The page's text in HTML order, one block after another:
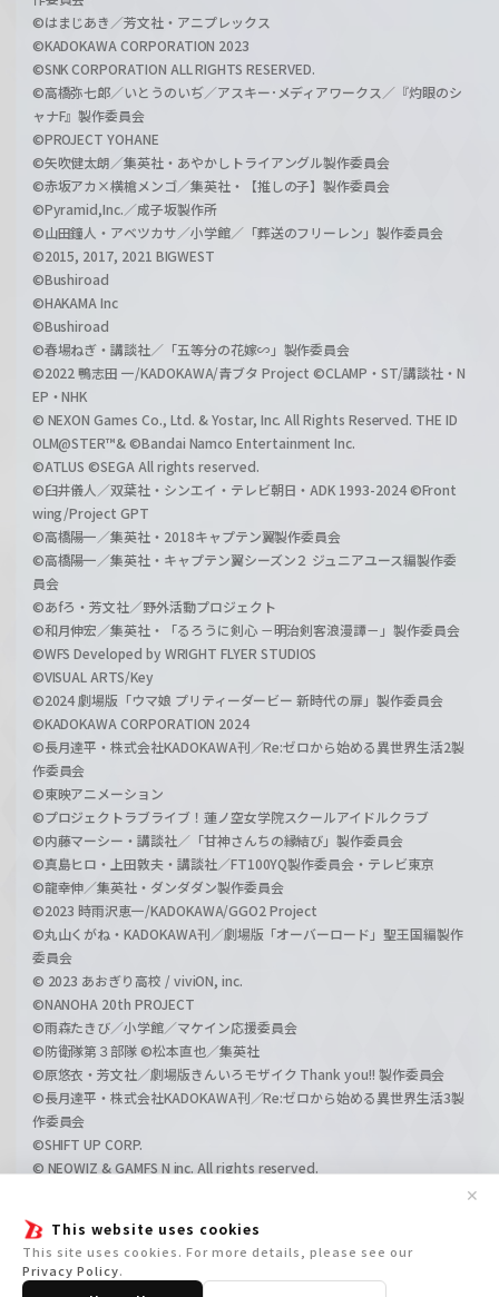
This website uses cookies
This site uses cookies. For more details, please see our
Privacy Policy.
✕
©はまじあき／芳文社・アニプレックス
©KADOKAWA CORPORATION 2023
©SNK CORPORATION ALL RIGHTS RESERVED.
©高橋弥七郎／いとうのいぢ／アスキー･メディアワークス／『灼眼のシ
ャナF』製作委員会
©PROJECT YOHANE
©矢吹健太朗／集英社・あやかしトライアングル製作委員会
©赤坂アカ×横槍メンゴ／集英社・【推しの子】製作委員会
©Pyramid,Inc.／成子坂製作所
©山田鐘人・アベツカサ／小学館／「葬送のフリーレン」製作委員会
©2015, 2017, 2021 BIGWEST
©Bushiroad
©HAKAMA Inc
©Bushiroad
©春場ねぎ・講談社／「五等分の花嫁∽」製作委員会
©2022 鴨志田 一/KADOKAWA/青ブタ Project ©CLAMP・ST/講談社・N
EP・NHK
© NEXON Games Co., Ltd. & Yostar, Inc. All Rights Reserved. THE ID
OLM@STER™& ©Bandai Namco Entertainment Inc.
©ATLUS ©SEGA All rights reserved.
©臼井儀人／双葉社・シンエイ・テレビ朝日・ADK 1993-2024 ©Front
wing/Project GPT
©高橋陽一／集英社・2018キャプテン翼製作委員会
©高橋陽一／集英社・キャプテン翼シーズン２ ジュニアユース編製作委
員会
©あfろ・芳文社／野外活動プロジェクト
©和月伸宏／集英社・「るろうに剣心 －明治剣客浪漫譚－」製作委員会
©WFS Developed by WRIGHT FLYER STUDIOS
©VISUAL ARTS/Key
©2024 劇場版「ウマ娘 プリティーダービー 新時代の扉」製作委員会
©KADOKAWA CORPORATION 2024
©長月達平・株式会社KADOKAWA刊／Re:ゼロから始める異世界生活2製
作委員会
©東映アニメーション
©プロジェクトラブライブ！蓮ノ空女学院スクールアイドルクラブ
©内藤マーシー・講談社／「甘神さんちの縁結び」製作委員会
©真島ヒロ・上田敦夫・講談社／FT100YQ製作委員会・テレビ東京
©龍幸伸／集英社・ダンダダン製作委員会
©2023 時雨沢恵一/KADOKAWA/GGO2 Project
©丸山くがね・KADOKAWA刊／劇場版「オーバーロード」聖王国編製作
委員会
© 2023 あおぎり高校 / viviON, inc.
©NANOHA 20th PROJECT
©雨森たきび／小学館／マケイン応援委員会
©防衛隊第３部隊 ©松本直也／集英社
©原悠衣・芳文社／劇場版きんいろモザイク Thank you!! 製作委員会
©長月達平・株式会社KADOKAWA刊／Re:ゼロから始める異世界生活3製
作委員会
©SHIFT UP CORP.
© NEOWIZ & GAMFS N inc. All rights reserved.
©GIRLS und PANZER Film Projekt
©GIRLS und PANZER Finale Projekt